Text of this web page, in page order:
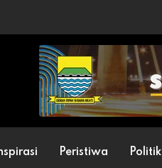
Peristiwa Politik